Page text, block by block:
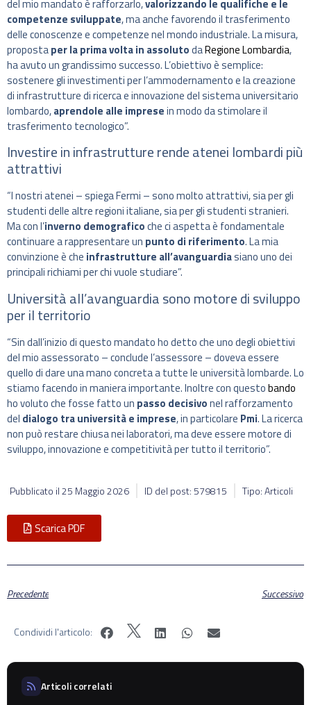
del mio mandato è rafforzarlo,valorizzando le qualifiche e le
competenze sviluppate, ma anche favorendo il trasferimento
delle conoscenze e competenze nel mondo industriale. La misura,
propostaper la prima volta in assolutodaRegione Lombardia,
ha avuto un grandissimo successo. L’obiettivo è semplice:
sostenere gli investimenti per l’ammodernamento e la creazione
di infrastrutture di ricerca e innovazione del sistema universitario
lombardo,aprendole alle impresein modo da stimolare il
trasferimento tecnologico”.
Investire in infrastrutture rende atenei lombardi più
attrattivi
“I nostri atenei – spiega Fermi – sono molto attrattivi, sia per gli
studenti delle altre regioni italiane, sia per gli studenti stranieri.
Ma con l’inverno demograficoche ci aspetta è fondamentale
continuare a rappresentare un punto di riferimento. La mia
convinzione è che infrastrutture all’avanguardiasiano uno dei
principali richiami per chi vuole studiare”.
Università all’avanguardia sono motore di sviluppo
per il territorio
“Sin dall’inizio di questo mandato ho detto che uno degli obiettivi
del mio assessorato – conclude l’assessore – doveva essere
quello di dare una mano concreta a tutte le università lombarde. Lo
stiamo facendo in maniera importante. Inoltre con questobando
ho voluto che fosse fatto un passo decisivonel rafforzamento
del dialogo tra università e imprese, in particolare Pmi. La ricerca
non può restare chiusa nei laboratori, ma deve essere motore di
sviluppo, innovazione e competitività per tutto il territorio”.
Pubblicato il25 Maggio 2026 ID del post: 579815 Tipo: Articoli
Scarica PDF
Precedente Successivo
Condividi l'articolo:
Articoli correlati